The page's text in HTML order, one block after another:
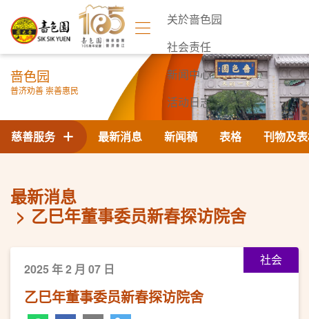
关於啬色园
社会责任
新闻中心
活动日志
联络我们
啬色园
普济劝善 崇善惠民
最新消息 新闻稿 表格 刊物及
慈善服务
最新消息
乙巳年董事委员新春探访院舍
社会
2025 年 2 月 07 日
乙巳年董事委员新春探访院舍